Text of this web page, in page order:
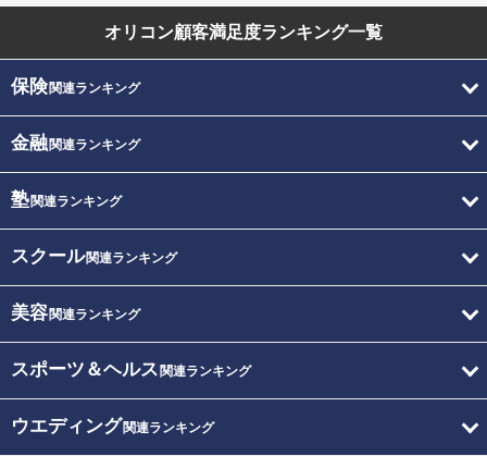
オリコン顧客満足度ランキング一覧
保険関連ランキング
金融関連ランキング
塾関連ランキング
スクール関連ランキング
美容関連ランキング
スポーツ＆ヘルス 関連ランキング
ウエディング関連ランキング